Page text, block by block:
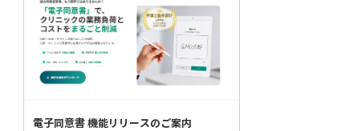
電子同意書 機能リリースのご案内